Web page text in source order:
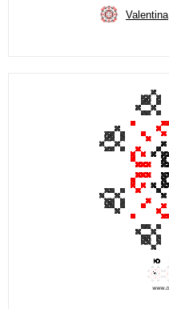
Valentina